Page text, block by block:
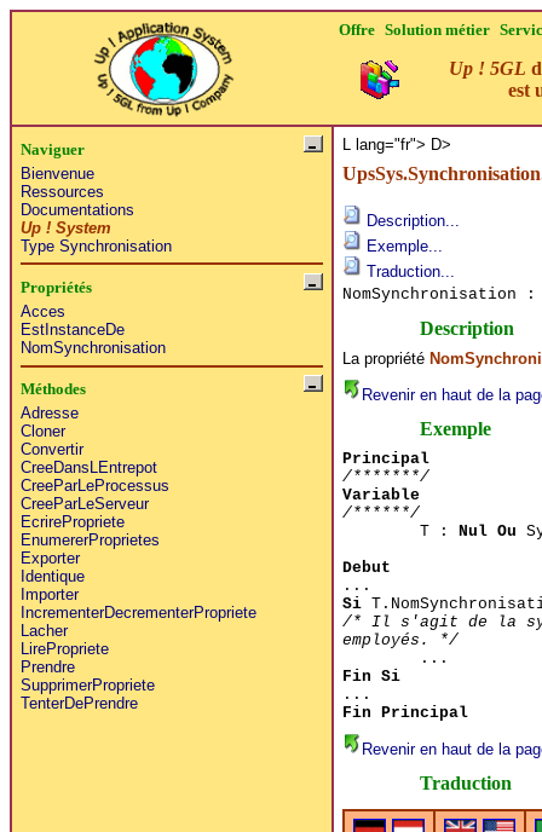
Offre Solution métier
Up ! 5GL
est
Naviguer
Bienvenue
Ressources
Documentations
Up ! System
Type Synchronisation
Propriétés
Acces
EstInstanceDe
NomSynchronisation
Méthodes
Adresse
Cloner
Convertir
CreeDansLEntrepot
CreeParLeProcessus
CreeParLeServeur
EcrirePropriete
EnumererProprietes
Exporter
Identique
Importer
IncrementerDecrementerPropriete
Lacher
LirePropriete
Prendre
SupprimerPropriete
TenterDePrendre
L lang="fr"> D>
Description...
Exemple...
Traduction...
NomSynchronisation
Description
La propriété
Revenir en haut de la
Exemple
Principal
/*******/
Variable
/******/
T : Nul Ou
Debut
...
Si
/* Il s'agit de la
employés. */
...
Fin Si
...
Fin Principal
Revenir en haut de la
Traduction